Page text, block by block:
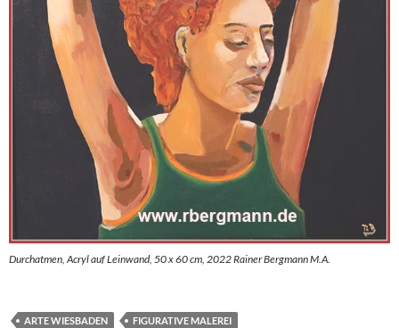
Durchatmen, Acryl auf Leinwand, 50 x 60 cm, 2022 Rainer Bergmann M.A.
ARTE WIESBADEN FIGURATIVE MALEREI